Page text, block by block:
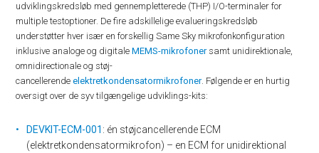
udviklingskredsløb med gennempletterede (THP) I/O-terminaler for
multiple testoptioner. De fire adskillelige evalueringskredsløb
understøtter hver især en forskellig Same Sky mikrofonkonfiguration
inklusive analoge og digitaleMEMS-mikrofonersamt unidirektionale,
omnidirectionale og støj-
cancellerendeelektretkondensatormikrofoner. Følgende er en hurtig
oversigt over de syv tilgængelige udviklings-kits:
DEVKIT-ECM-001 : én støjcancellerende ECM
(elektretkondensatormikrofon) – en ECM for unidirektional